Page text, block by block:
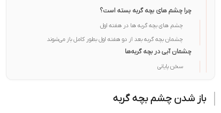
چرا چشم های بچه گربه بسته است؟
چشم های بچه گربه ها در هفته اول
چشمان بچه گربه بعد از دو هفته اول بطور کامل باز می‌شوند
چشمان آبی در بچه گربه‌ها
سخن پایانی
باز شدن چشم بچه گربه